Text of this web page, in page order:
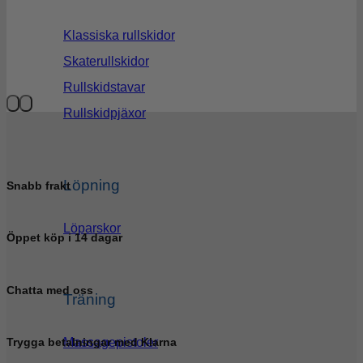
Klassiska rullskidor
Skaterullskidor
Rullskidstavar
Rullskidpjäxor
Löpning
Löparskor
Träning
Massagepistoler
Snabb frakt
Öppet köp i 14 dagar
Chatta med oss
Trygga betalningar med Klarna